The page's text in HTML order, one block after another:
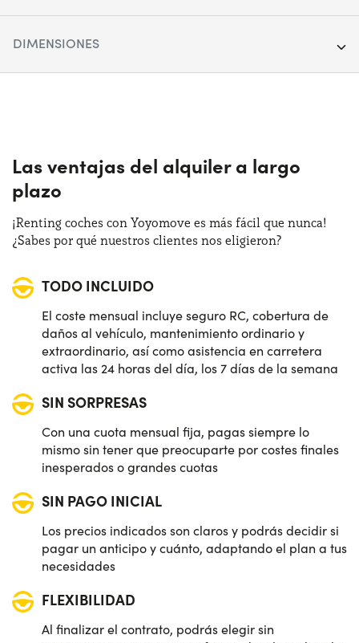
Tracción:Anterior
Plazas de estacionamiento:
Potencia:
Distintivo:C
DIMENSIONES
153 cm
Maletero (max):
Maletero (min):185 lt
Las ventajas del alquiler a largo
plazo
¡Renting coches con Yoyomove es más fácil que nunca!
¿Sabes por qué nuestros clientes nos eligieron?
TODO INCLUIDO
El coste mensual incluye seguro RC, cobertura de
daños al vehículo, mantenimiento ordinario y
extraordinario, así como asistencia en carretera
activa las 24 horas del día, los 7 días de la semana
SIN SORPRESAS
Con una cuota mensual fija, pagas siempre lo
mismo sin tener que preocuparte por costes finales
inesperados o grandes cuotas
SIN PAGO INICIAL
Los precios indicados son claros y podrás decidir si
pagar un anticipo y cuánto, adaptando el plan a tus
necesidades
FLEXIBILIDAD
Al finalizar el contrato, podrás elegir sin